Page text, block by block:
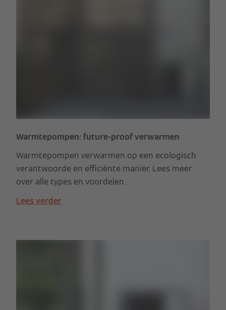
Warmtepompen: future-proof verwarmen
Warmtepompen verwarmen op een ecologisch
verantwoorde en efficiënte manier. Lees meer
over alle types en voordelen.
Lees verder